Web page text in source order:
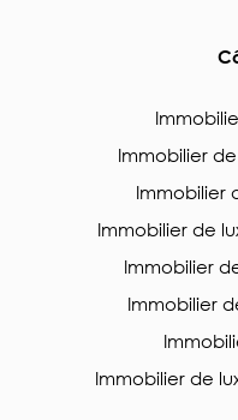
Immobilier
Immobilier
Immobilier de
Immobilier
Immobilier
Immobilier de